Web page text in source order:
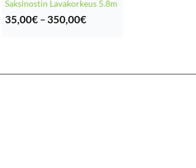
Saksinostin Lavakorkeus 5.8m
35,00€–350,00€Hintaluokka: